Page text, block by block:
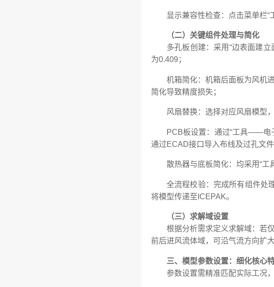
显示兼容性检查：点击菜单栏
（二）关键组件处理与简化
多孔板创建：采用“边表面建
为0.409；
机箱简化：机箱后面板为风机
简化导致精度损失；
风扇替换：选择对应风扇模型
PCB板设置：通过“工具——电
通过ECAD接口导入布线及过孔文件
散热器与底板简化：均采用“
全流程校验：完成所有组件处
将模型传递至ICEPAK。
（三）求解域设置
根据分析需求定义求解域：若
前后进风流体域，可沿气流方向扩大
三、模型参数设置：细化核心
参数设置需精准匹配实际工况